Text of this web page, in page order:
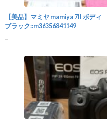
【美品】マミヤ mamiya 7II ボディ
ブラック::m36356841149